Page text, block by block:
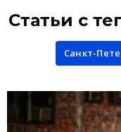
Статьи с
Санкт-